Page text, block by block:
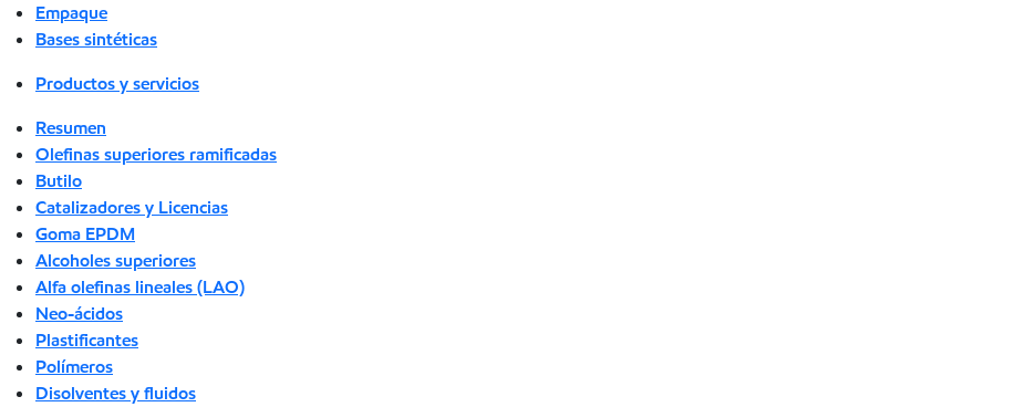
Empaque
Bases sintéticas
Productos y servicios
Resumen
Olefinas superiores ramificadas
Butilo
Catalizadores y Licencias
Goma EPDM
Alcoholes superiores
Alfa olefinas lineales (LAO)
Neo-ácidos
Plastificantes
Polímeros
Disolventes y fluidos